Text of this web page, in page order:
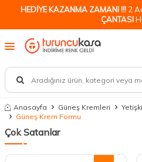
HEDİYE KAZANMA ZAMANI !!! 2
ÇANTASI
Anasayfa Güneş Kremleri
Güneş Krem Formu
Çok Satanlar